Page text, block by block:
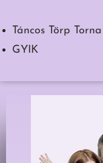
Táncos Törp Torna
GYIK